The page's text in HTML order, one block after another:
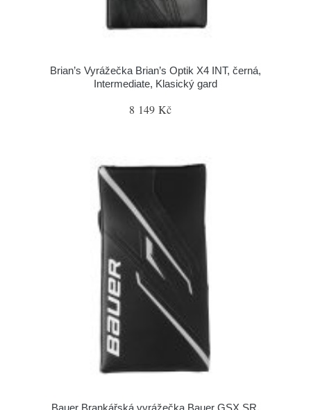
Brian’s Vyrážečka Brian’s Optik X4 INT, černá,
Intermediate, Klasický gard
8 149 Kč
Bauer Brankářská vyrážečka Bauer GSX SR,